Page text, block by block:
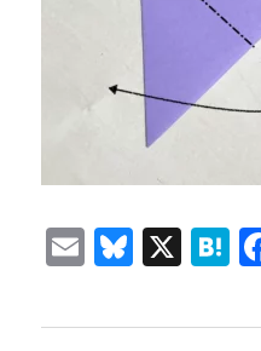
EmailBluesky
X